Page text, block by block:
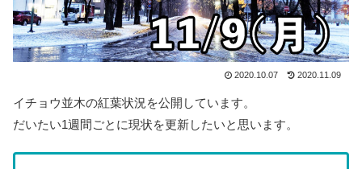
2020.10.07 2020.11.09
イチョウ並木の紅葉状況を公開しています。
だいたい1週間ごとに現状を更新したいと思います。